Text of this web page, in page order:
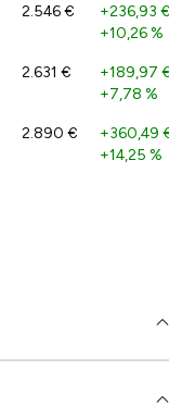
2.546 € +236,93 €
+10,26 %
2.631 € +189,97 €
+7,78 %
2.890 € +360,49 €
+14,25 %